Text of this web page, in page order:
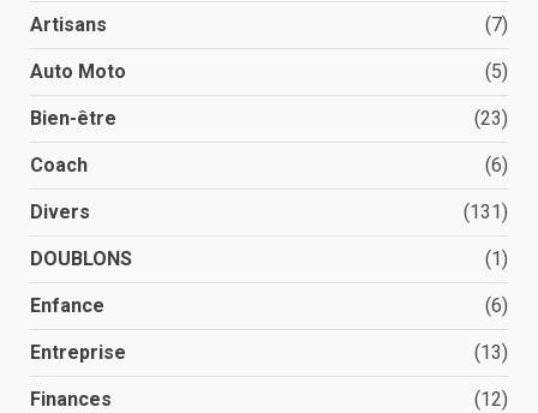
Artisans (7)
Auto Moto (5)
Bien-être (23)
Coach (6)
Divers (131)
DOUBLONS (1)
Enfance (6)
Entreprise (13)
Finances (12)